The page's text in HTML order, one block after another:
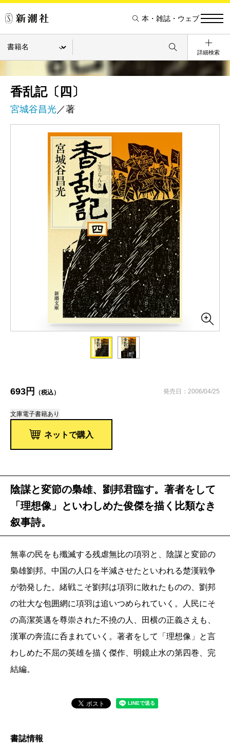
本・雑誌・ウェブ
詳細検索
香乱記〔四〕
宮城谷昌光／著
693円 （税込） 発売日：2006/04/25
文庫電子書籍あり
ネットで購入
陰謀と変節の梟雄、劉邦君臨す。著者をして
「理想像」といわしめた俊傑を描く比類なき
叙事詩。
無辜の民をも殲滅する残虐無比の項羽と、陰謀と変節の
梟雄劉邦。中国の人口を半減させたといわれる楚漢戦争
が勃発した。緒戦こそ劉邦は項羽に敗れたものの、劉邦
の壮大な包囲網に項羽は追いつめられていく。人民にそ
の高潔英邁を尊崇された不撓の人、田横の正義さえも、
漢軍の奔流に呑まれていく。著者をして「理想像」と言
わしめた不屈の英雄を描く傑作、明鏡止水の第四巻、完
結編。
書誌情報